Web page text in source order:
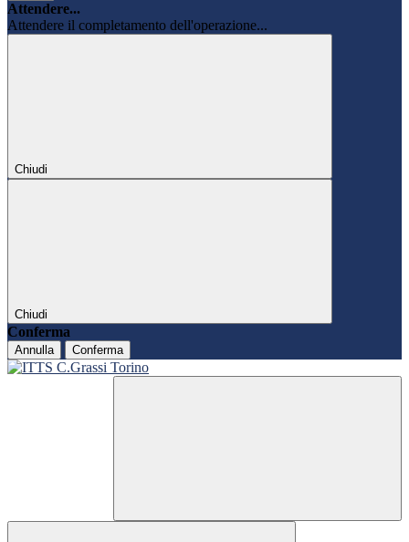
Attendere...
Attendere il completamento dell'operazione...
Chiudi
Chiudi
Conferma
Annulla Conferma